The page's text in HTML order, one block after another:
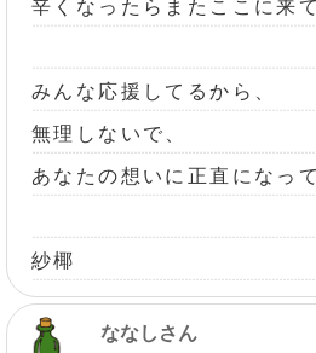
辛くなったらまたここに来
みんな応援してるから、
無理しないで、
あなたの想いに正直になっ
紗椰
ななしさん